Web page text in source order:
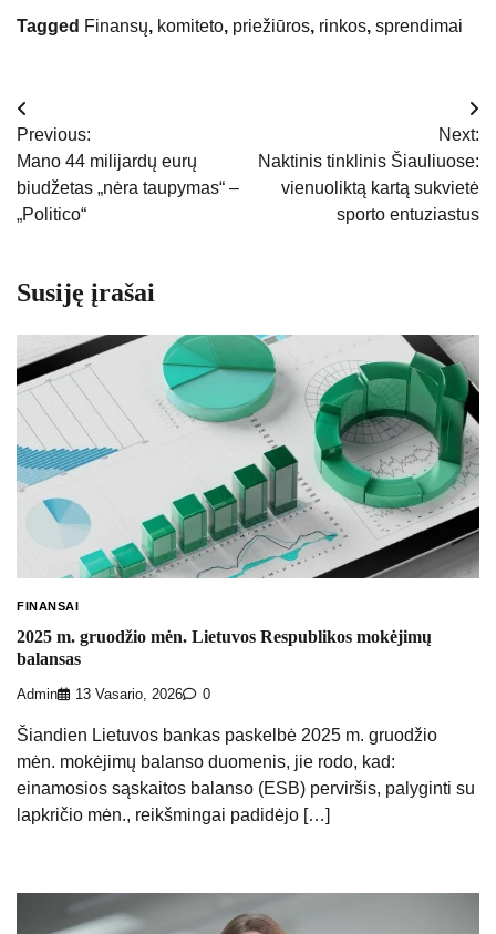
Tagged Finansų, komiteto, priežiūros, rinkos, sprendimai
Navigacija
tarp
įrašų
Previous:
Mano 44 milijardų eurų
biudžetas „nėra taupymas“ –
„Politico“
Next:
Naktinis tinklinis Šiauliuose:
vienuoliktą kartą sukvietė
sporto entuziastus
Susiję įrašai
FINANSAI
2025 m. gruodžio mėn. Lietuvos Respublikos mokėjimų
balansas
Admin 13 Vasario, 2026 0
Šiandien Lietuvos bankas paskelbė 2025 m. gruodžio
mėn. mokėjimų balanso duomenis, jie rodo, kad:
einamosios sąskaitos balanso (ESB) perviršis, palyginti su
lapkričio mėn., reikšmingai padidėjo […]